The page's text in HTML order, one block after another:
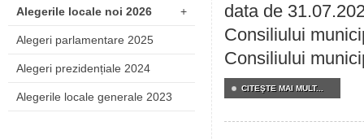
Alegerile locale noi 2026 +
Alegeri parlamentare 2025
Alegeri prezidențiale 2024
Alegerile locale generale 2023
data de
Consiliului
Consiliului
CITEŞTE MAI MULT...